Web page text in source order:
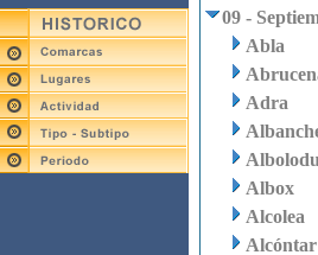
09 -
Abla
Adra
Albox
Alcolea
Alcóntar